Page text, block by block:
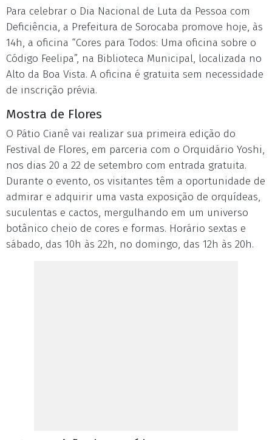
Para celebrar o Dia Nacional de Luta da Pessoa com
Deficiência, a Prefeitura de Sorocaba promove hoje, às
14h, a oficina “Cores para Todos: Uma oficina sobre o
Código Feelipa”, na Biblioteca Municipal, localizada no
Alto da Boa Vista. A oficina é gratuita sem necessidade
de inscrição prévia.
Mostra de Flores
O Pátio Cianê vai realizar sua primeira edição do
Festival de Flores, em parceria com o Orquidário Yoshi,
nos dias 20 a 22 de setembro com entrada gratuita.
Durante o evento, os visitantes têm a oportunidade de
admirar e adquirir uma vasta exposição de orquídeas,
suculentas e cactos, mergulhando em um universo
botânico cheio de cores e formas. Horário sextas e
sábado, das 10h às 22h, no domingo, das 12h às 20h.